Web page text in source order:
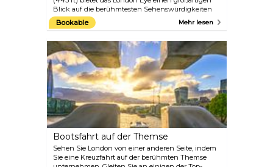
Blick auf die berühmtesten Sehenswürdigkeiten
der Hauptstadt. Eine volle Umdrehung des
Riesenrads in einer der Glaskabinen dauert etwa 30
Besucher hat als das Taj Mahal und die Großen
Pyramiden von Gizeh. Und wenn Sie einmal eine
360-Grad-Fahrt mit dem Rad gemacht haben,
werden Sie verstehen, warum.
Bookable Mehr lesen
Bootsfahrt auf der Themse
Sehen Sie London von einer anderen Seite, indem
Sie eine Kreuzfahrt auf der berühmten Themse